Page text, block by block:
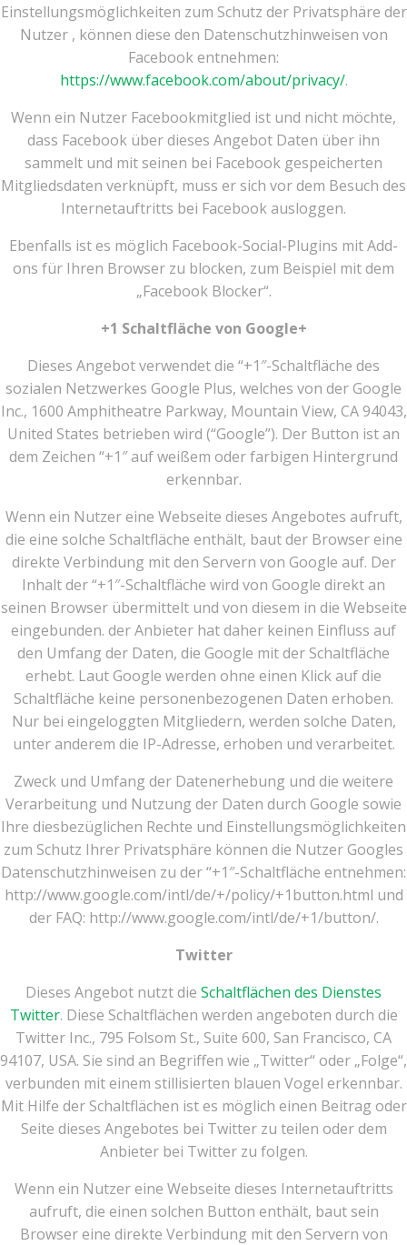
Einstellungsmöglichkeiten zum Schutz der Privatsphäre der
Nutzer , können diese den Datenschutzhinweisen von
Facebook entnehmen:
https://www.facebook.com/about/privacy/.
Wenn ein Nutzer Facebookmitglied ist und nicht möchte,
dass Facebook über dieses Angebot Daten über ihn
sammelt und mit seinen bei Facebook gespeicherten
Mitgliedsdaten verknüpft, muss er sich vor dem Besuch des
Internetauftritts bei Facebook ausloggen.
Ebenfalls ist es möglich Facebook-Social-Plugins mit Add-
ons für Ihren Browser zu blocken, zum Beispiel mit dem
„Facebook Blocker“.
+1 Schaltfläche von Google+
Dieses Angebot verwendet die “+1″-Schaltfläche des
sozialen Netzwerkes Google Plus, welches von der Google
Inc., 1600 Amphitheatre Parkway, Mountain View, CA 94043,
United States betrieben wird (“Google”). Der Button ist an
dem Zeichen “+1″ auf weißem oder farbigen Hintergrund
erkennbar.
Wenn ein Nutzer eine Webseite dieses Angebotes aufruft,
die eine solche Schaltfläche enthält, baut der Browser eine
direkte Verbindung mit den Servern von Google auf. Der
Inhalt der “+1″-Schaltfläche wird von Google direkt an
seinen Browser übermittelt und von diesem in die Webseite
eingebunden. der Anbieter hat daher keinen Einfluss auf
den Umfang der Daten, die Google mit der Schaltfläche
erhebt. Laut Google werden ohne einen Klick auf die
Schaltfläche keine personenbezogenen Daten erhoben.
Nur bei eingeloggten Mitgliedern, werden solche Daten,
unter anderem die IP-Adresse, erhoben und verarbeitet.
Zweck und Umfang der Datenerhebung und die weitere
Verarbeitung und Nutzung der Daten durch Google sowie
Ihre diesbezüglichen Rechte und Einstellungsmöglichkeiten
zum Schutz Ihrer Privatsphäre können die Nutzer Googles
Datenschutzhinweisen zu der “+1″-Schaltfläche entnehmen:
http://www.google.com/intl/de/+/policy/+1button.html und
der FAQ: http://www.google.com/intl/de/+1/button/.
Twitter
Dieses Angebot nutzt die Schaltflächen des Dienstes
Twitter. Diese Schaltflächen werden angeboten durch die
Twitter Inc., 795 Folsom St., Suite 600, San Francisco, CA
94107, USA. Sie sind an Begriffen wie „Twitter“ oder „Folge“,
verbunden mit einem stillisierten blauen Vogel erkennbar.
Mit Hilfe der Schaltflächen ist es möglich einen Beitrag oder
Seite dieses Angebotes bei Twitter zu teilen oder dem
Anbieter bei Twitter zu folgen.
Wenn ein Nutzer eine Webseite dieses Internetauftritts
aufruft, die einen solchen Button enthält, baut sein
Browser eine direkte Verbindung mit den Servern von